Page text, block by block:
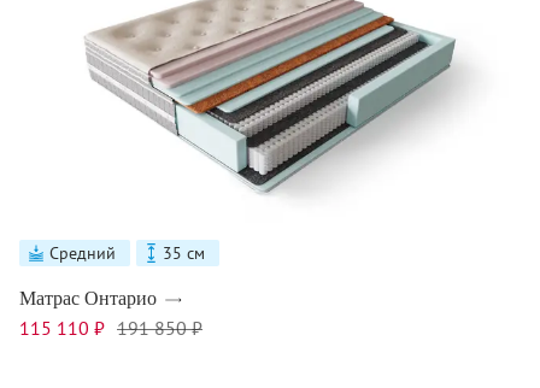
Средний 35 см
Матрас Онтарио
115 110 ₽ 191 850 ₽